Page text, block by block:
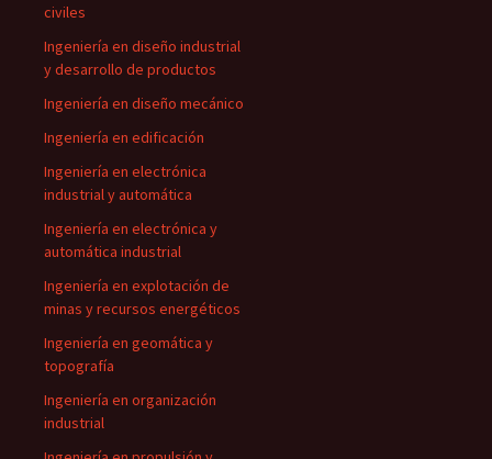
civiles
Ingeniería en diseño industrial
y desarrollo de productos
Ingeniería en diseño mecánico
Ingeniería en edificación
Ingeniería en electrónica
industrial y automática
Ingeniería en electrónica y
automática industrial
Ingeniería en explotación de
minas y recursos energéticos
Ingeniería en geomática y
topografía
Ingeniería en organización
industrial